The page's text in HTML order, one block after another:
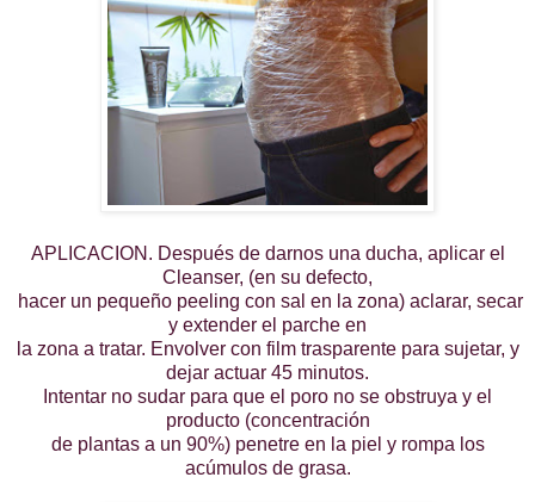
APLICACION. Después de darnos una ducha, aplicar el
Cleanser, (en su defecto,
hacer un pequeño peeling con sal en la zona) aclarar, secar
y extender el parche en
la zona a tratar. Envolver con film trasparente para sujetar, y
dejar actuar 45 minutos.
Intentar no sudar para que el poro no se obstruya y el
producto (concentración
de plantas a un 90%) penetre en la piel y rompa los
acúmulos de grasa.